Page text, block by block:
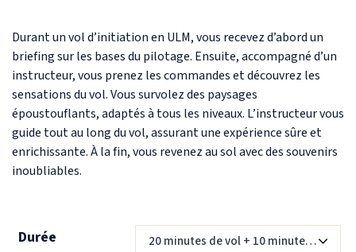
Durant un vol d’initiation en ULM, vous recevez d’abord un
briefing sur les bases du pilotage. Ensuite, accompagné d’un
instructeur, vous prenez les commandes et découvrez les
sensations du vol. Vous survolez des paysages
époustouflants, adaptés à tous les niveaux. L’instructeur vous
guide tout au long du vol, assurant une expérience sûre et
enrichissante. À la fin, vous revenez au sol avec des souvenirs
inoubliables.
Durée